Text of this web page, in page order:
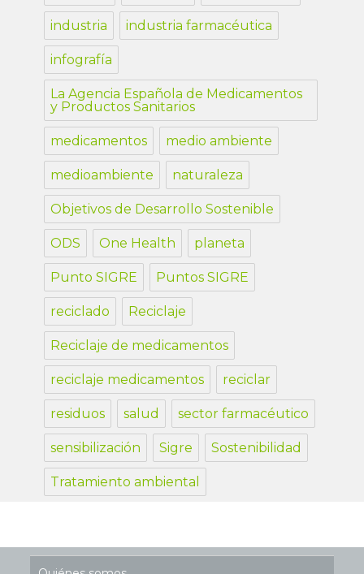
industria industria farmacéutica
infografía
La Agencia Española de Medicamentos
y Productos Sanitarios
medicamentos medio ambiente
medioambiente naturaleza
Objetivos de Desarrollo Sostenible
ODS One Health planeta
Punto SIGRE Puntos SIGRE
reciclado Reciclaje
Reciclaje de medicamentos
reciclaje medicamentos reciclar
residuos salud sector farmacéutico
sensibilización Sigre Sostenibilidad
Tratamiento ambiental